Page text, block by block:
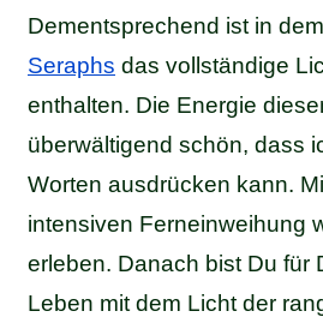
Dementsprechend ist in dem
Seraphs das vollständige
enthalten. Die Energie
überwältigend schön, dass
Worten ausdrücken kann.
intensiven Ferneinweihung
erleben. Danach bist Du für
Leben mit dem Licht der